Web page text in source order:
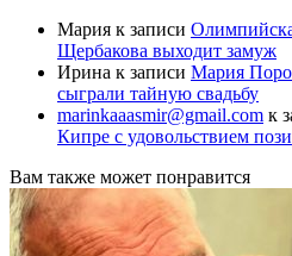
Мария к записи
Щербакова выходит замуж
Ирина к записи Мария
сыграли тайную свадьбу
marinkaaasmir@gmail.com к
Кипре с удовольствием
Вам также может понравится